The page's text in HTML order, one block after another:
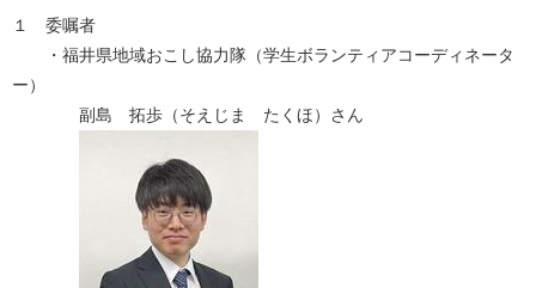
１ 委嘱者
・福井県地域おこし協力隊（学生ボランティアコーディネータ
ー）
副島 拓歩（そえじま たくほ）さん